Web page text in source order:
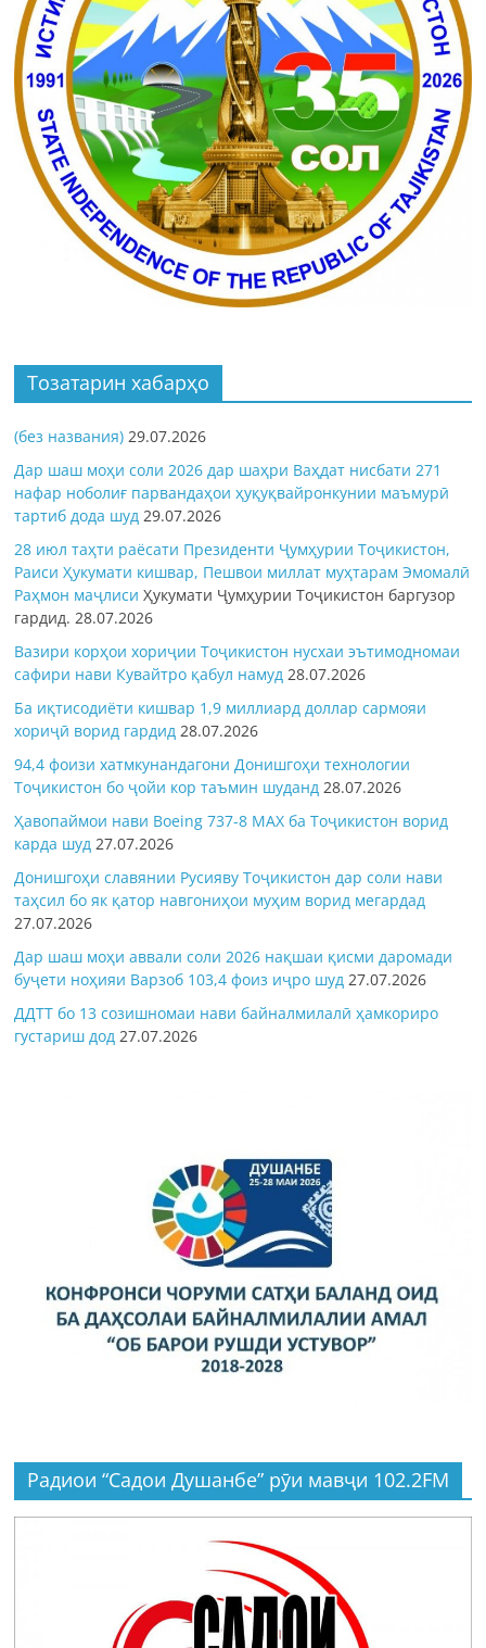
Тозатарин хабарҳо
(без названия) 29.07.2026
Дар шаш моҳи соли 2026 дар шаҳри Ваҳдат нисбати 271
нафар ноболиғ парвандаҳои ҳуқуқвайронкунии маъмурӣ
тартиб дода шуд 29.07.2026
28 июл таҳти раёсати Президенти Ҷумҳурии Тоҷикистон,
Раиси Ҳукумати кишвар, Пешвои миллат муҳтарам Эмомалӣ
Раҳмон маҷлисиҲукумати Ҷумҳурии Тоҷикистон баргузор
гардид.28.07.2026
Вазири корҳои хориҷии Тоҷикистон нусхаи эътимодномаи
сафири нави Кувайтро қабул намуд 28.07.2026
Ба иқтисодиёти кишвар 1,9 миллиард доллар сармояи
хориҷӣ ворид гардид 28.07.2026
94,4 фоизи хатмкунандагони Донишгоҳи технологии
Тоҷикистон бо ҷойи кор таъмин шуданд 28.07.2026
Ҳавопаймои нави Boeing 737-8 MAX ба Тоҷикистон ворид
карда шуд 27.07.2026
Донишгоҳи славянии Русияву Тоҷикистон дар соли нави
таҳсил бо як қатор навгониҳои муҳим ворид мегардад
27.07.2026
Дар шаш моҳи аввали соли 2026 нақшаи қисми даромади
буҷети ноҳияи Варзоб 103,4 фоиз иҷро шуд 27.07.2026
ДДТТ бо 13 созишномаи нави байналмилалӣ ҳамкориро
густариш дод 27.07.2026
Радиои “Садои Душанбе” рӯи мавҷи 102.2FM